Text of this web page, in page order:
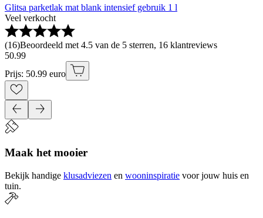
Glitsa parketlak mat blank intensief gebruik 1 l
Veel verkocht
(16)Beoordeeld met 4.5 van de 5 sterren, 16 klantreviews
50.99
Prijs: 50.99 euro
Maak het mooier
Bekijk handige klusadviezen en wooninspiratie voor jouw huis en
tuin.